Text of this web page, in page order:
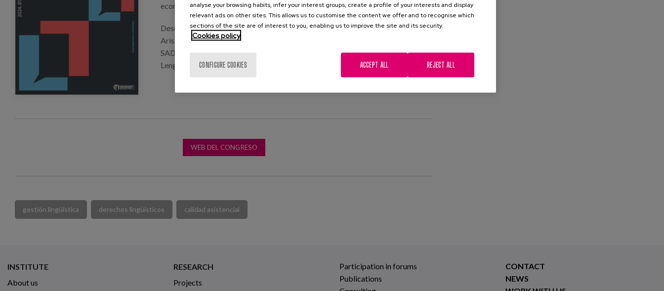
económico o el valor añadido incalculable de los idiomas.
Desde esta casa, participa nuestra compañera Saioa Alvarez
Aristi, trabajadora social del centro de día de Egurtzegi y coordinadora del
SAD de Villabona, en una mesa que lleva por título: "Calidad de servicio.
Lengua de servicio. Competitividad. Derechos lingüísticos."
WEB DEL CONGRESO
gestión lingüística derechos lingüísticos calidad asistencial
INSTITUTE
About us
RESEARCH
Projects
Participation in forums
Publications
CONTACT
NEWS
analyse your browsing habits, infer your interest groups, create a profile of your interests and display
relevant ads on other sites. This allows us to customise the content we offer and to recognise which
sections of the site are of interest to you, enabling us to improve the site and its security.
Cookies policy
CONFIGURE COOKIES REJECT ALL
ACCEPT ALL